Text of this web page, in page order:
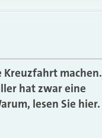
Kreuzfahrt machen.
hat zwar eine
lesen Sie hier.